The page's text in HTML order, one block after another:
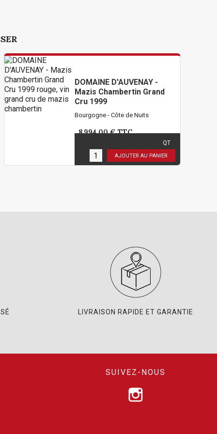
DOMAINE D'AUVENAY -
Mazis Chambertin Grand
Cru 1999
Bourgogne - Côte de Nuits
8 994,00 € TTC
en stock
QT
AJOUTER AU PANIER
LIVRAISON RAPIDE ET GARANTIE
SUIVEZ-NOUS